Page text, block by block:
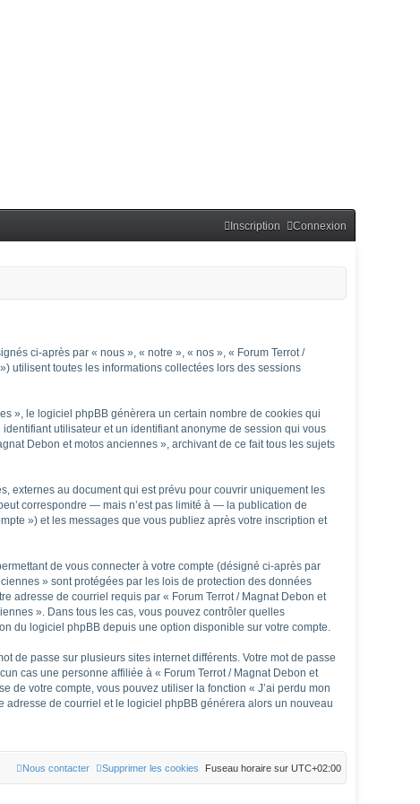
Connexion
Inscription
ci-après par « nous », « notre », « nos », « Forum Terrot /
utilisent toutes les informations collectées lors des sessions
», le logiciel phpBB génèrera un certain nombre de cookies qui
utilisateur et un identifiant anonyme de session qui vous
Debon et motos anciennes », archivant de ce fait tous les sujets
externes au document qui est prévu pour couvrir uniquement les
correspondre — mais n’est pas limité à — la publication de
») et les messages que vous publiez après votre inscription et
de vous connecter à votre compte (désigné ci-après par
» sont protégées par les lois de protection des données
adresse de courriel requis par « Forum Terrot / Magnat Debon et
». Dans tous les cas, vous pouvez contrôler quelles
du logiciel phpBB depuis une option disponible sur votre compte.
de passe sur plusieurs sites internet différents. Votre mot de passe
cas une personne affiliée à « Forum Terrot / Magnat Debon et
de votre compte, vous pouvez utiliser la fonction « J’ai perdu mon
adresse de courriel et le logiciel phpBB générera alors un nouveau
Fuseau horaire sur UTC+02:00
Supprimer les cookies
Nous contacter